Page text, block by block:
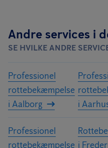
Andre services i
SE HVILKE ANDRE
Professionel
rottebekæmpelse
i Aalborg
i
Professionel
rottebekæmpelse i